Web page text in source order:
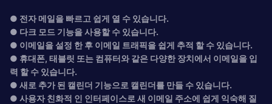
● 전자 메일을 빠르고 쉽게 열 수 있습니다.
● 다크 모드 기능을 사용할 수 있습니다.
● 이메일을 설정 한 후 이메일 트래픽을 쉽게 추적 할 수 있습니다.
● 휴대폰, 태블릿 또는 컴퓨터와 같은 다양한 장치에서 이메일을 입
력 할 수 있습니다.
● 새로 추가 된 캘린더 기능으로 캘린더를 만들 수 있습니다.
● 사용자 친화적 인 인터페이스로 새 이메일 주소에 쉽게 익숙해 질